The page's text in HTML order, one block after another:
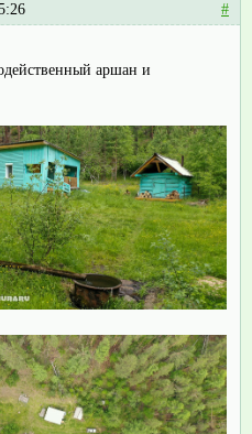
#
аршан и